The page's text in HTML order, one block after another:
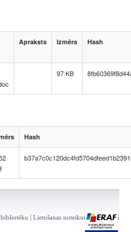
Apraksts Izmērs Hash
97 KB
Hash
| Lietošanas noteikumi | Kontakti